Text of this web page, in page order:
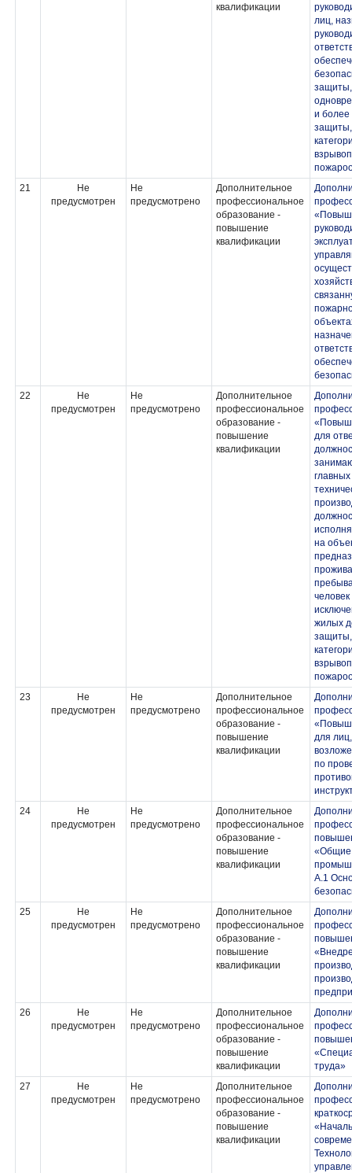
квалификации
лиц,
защиты,
и более
защиты,
21
Не
предусмотрен
Не
предусмотрено
Дополнительное
профессиональное
образование -
повышение
квалификации
22
Не
предусмотрен
Не
предусмотрено
Дополнительное
профессиональное
образование -
повышение
квалификации
для
на
жилых
защиты,
23
Не
предусмотрен
Не
предусмотрено
Дополнительное
профессиональное
образование -
повышение
квалификации
для
по
24
Не
предусмотрен
Не
предусмотрено
Дополнительное
профессиональное
образование -
повышение
квалификации
«Общие
А.1
25
Не
предусмотрен
Не
предусмотрено
Дополнительное
профессиональное
образование -
повышение
квалификации
26
Не
предусмотрен
Не
предусмотрено
Дополнительное
профессиональное
образование -
повышение
квалификации
труда»
27
Не
предусмотрен
Не
предусмотрено
Дополнительное
профессиональное
образование -
повышение
квалификации